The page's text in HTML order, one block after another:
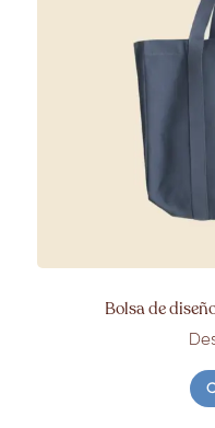
Bolsa de